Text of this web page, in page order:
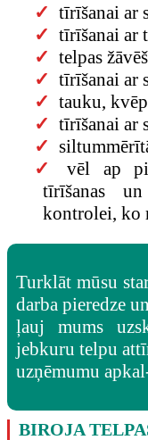
tīrīšanai ar
tīrīšanai ar
telpas
tīrīšanai ar
tauku,
tīrīšanai ar
vēl ap
tīrīšanas
kontrolei, ko
Turklāt mūsu
darba pieredze
ļauj mums
jebkuru telpu
uzņēmumu
BIROJA